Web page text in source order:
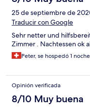
25 de septiembre de
Traducir con Google
Sehr netter und
Zimmer . Nachtessen ok
Peter, se hospedó 1 noche
Opinión verificada
8/10 Muy buena